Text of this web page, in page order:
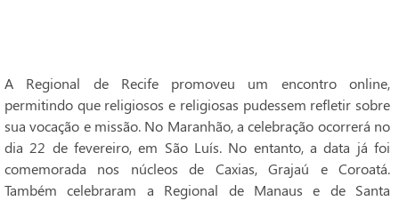
A Regional de Recife promoveu um encontro online,
permitindo que religiosos e religiosas pudessem refletir sobre
sua vocação e missão. No Maranhão, a celebração ocorrerá no
dia 22 de fevereiro, em São Luís. No entanto, a data já foi
comemorada nos núcleos de Caxias, Grajaú e Coroatá.
Também celebraram a Regional de Manaus e de Santa